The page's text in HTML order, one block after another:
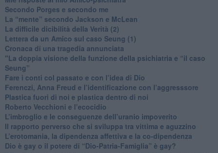
​Secondo Porges e secondo me
​La “mente” secondo Jackson e McLean
La difficile dicibilità della Verità (2)
​Lettera da un Amico sul caso Seung (1)
​Cronaca di una tragedia annunciata
"​La doppia visione della funzione della psichiatria e “il caso
Seung”
​Fare i conti col passato e con l’idea di Dio
​Ferenczi, Anna Freud e l’identificazione con l’aggresssore
Plastica fuori di noi e plastica dentro di noi
​Roberto Vecchioni e l’ecocidio
​L’imbroglio e le conseguenze dell’uranio impoverito
​Il rapporto perverso che si sviluppa tra vittima e aguzzino
L’erotomania, la dipendenza affettiva e la co-dipendenza
​Dio è gay o il potere di “Dio-Patria-Famiglia” è gay?